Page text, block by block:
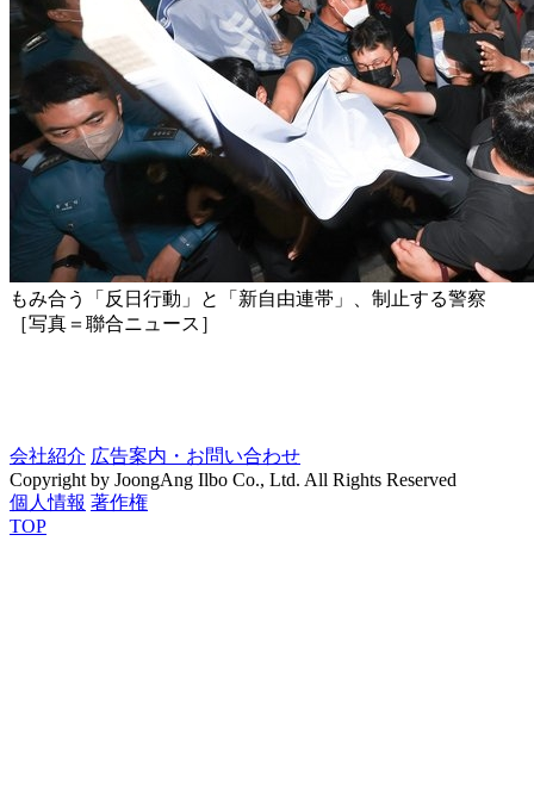
もみ合う「反日行動」と「新自由連帯」、制止する警察
［写真＝聯合ニュース］
会社紹介 広告案内・お問い合わせ
Copyright by JoongAng Ilbo Co., Ltd. All Rights Reserved
個人情報 著作権
TOP